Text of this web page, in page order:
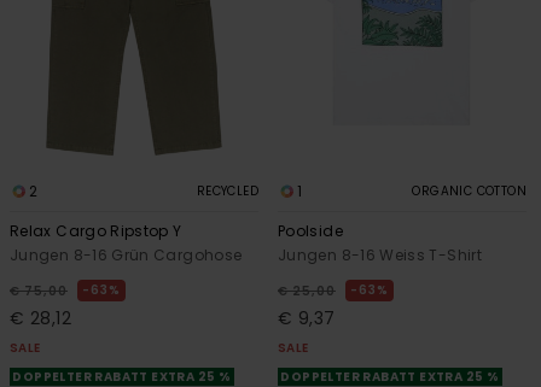
2 RECYCLED
Relax Cargo Ripstop Y
Jungen 8-16 Grün Cargohose
€ 75,00 63%
€ 28,12
SALE
DOPPELTER RABATT EXTRA 25 %
1 ORGANIC COTTON
Poolside
Jungen 8-16 Weiss T-Shirt
€ 25,00 63%
€ 9,37
SALE
DOPPELTER RABATT EXTRA 25 %